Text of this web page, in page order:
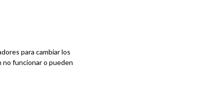
para cambiar los
no funcionar o pueden